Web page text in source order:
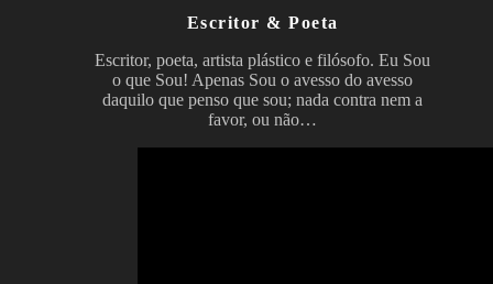
Escritor & Poeta
Escritor, poeta, artista plástico e filósofo. Eu Sou
o que Sou! Apenas Sou o avesso do avesso
daquilo que penso que sou; nada contra nem a
favor, ou não…